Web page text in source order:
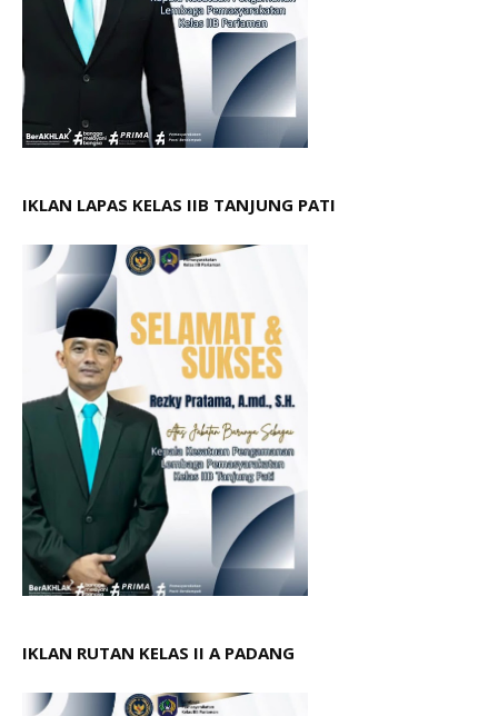
IKLAN LAPAS KELAS IIB TANJUNG PATI
IKLAN RUTAN KELAS II A PADANG